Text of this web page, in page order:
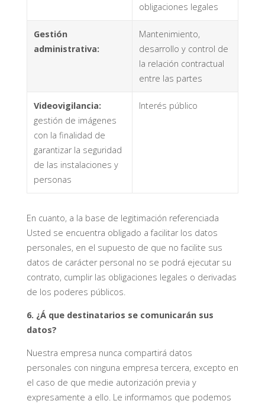
obligaciones legales
Gestión
administrativa:
Mantenimiento,
desarrollo y control de
la relación contractual
entre las partes
Videovigilancia:
gestión de imágenes
con la finalidad de
garantizar la seguridad
de las instalaciones y
personas
Interés público
En cuanto, a la base de legitimación referenciada
Usted se encuentra obligado a facilitar los datos
personales, en el supuesto de que no facilite sus
datos de carácter personal no se podrá ejecutar su
contrato, cumplir las obligaciones legales o derivadas
de los poderes públicos.
6. ¿Á que destinatarios se comunicarán sus
datos?
Nuestra empresa nunca compartirá datos
personales con ninguna empresa tercera, excepto en
el caso de que medie autorización previa y
expresamente a ello. Le informamos que podemos